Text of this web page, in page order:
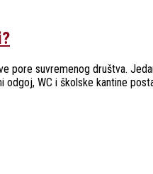
suvremenog društva.
WC i školske kantine